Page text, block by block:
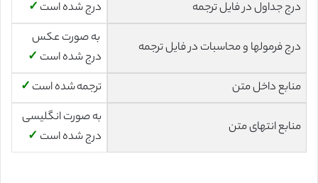
درج جداول در فایل ترجمه
درج شده است ✓
درج فرمولها و محاسبات در فایل ترجمه
به صورت عکس
درج شده است ✓
منابع داخل متن
ترجمه شده است ✓
منابع انتهای متن
به صورت انگلیسی
درج شده است ✓